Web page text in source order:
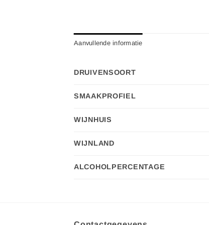
Aanvullende informatie
DRUIVENSOORT
SMAAKPROFIEL
WIJNHUIS
WIJNLAND
ALCOHOLPERCENTAGE